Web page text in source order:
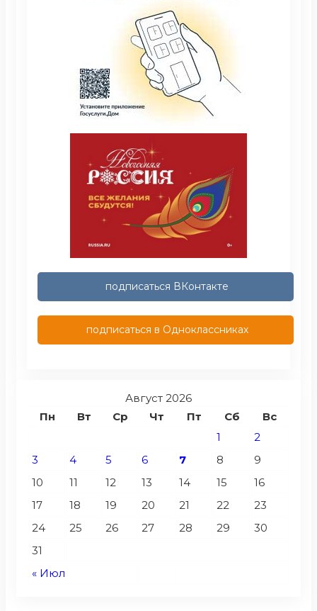
подписаться ВКонтакте
подписаться в Одноклассниках
Август 2026
Пн
Вт Ср Чт Пт Сб Вс
« Июл
1
2
3
4 5 6 7 8
9
10
11 12 13 14 15
16
17
18 19 20 21 22
23
24
25 26 27 28 29
30
31